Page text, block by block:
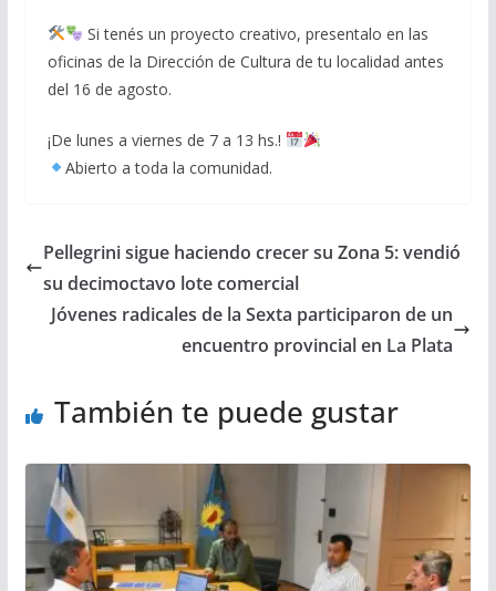
Si tenés un proyecto creativo, presentalo en las
oficinas de la Dirección de Cultura de tu localidad antes
del 16 de agosto.
¡De lunes a viernes de 7 a 13 hs.!
Abierto a toda la comunidad.
Pellegrini sigue haciendo crecer su Zona 5: vendió
su decimoctavo lote comercial
Jóvenes radicales de la Sexta participaron de un
encuentro provincial en La Plata
También te puede gustar